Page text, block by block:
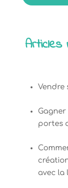
Articles
Vendre
Gagner
portes
avec la